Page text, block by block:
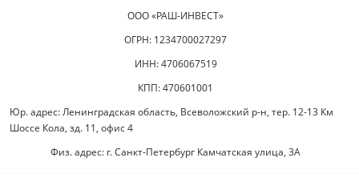
ООО «РАШ-ИНВЕСТ»
ОГРН: 1234700027297
ИНН: 4706067519
КПП: 470601001
Юр. адрес: Ленинградская область, Всеволожский р-н, тер. 12-13 Км
Шоссе Кола, зд. 11, офис 4
Физ. адрес: г. Санкт-Петербург Камчатская улица, 3А